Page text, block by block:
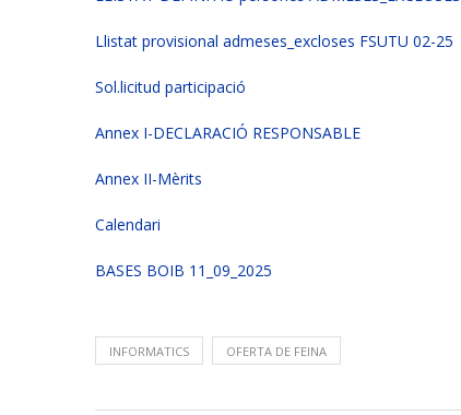
Llistat provisional admeses_excloses FSUTU 02-25
Sol.licitud participació
Annex I-DECLARACIÓ RESPONSABLE
Annex II-Mèrits
Calendari
BASES BOIB 11_09_2025
INFORMATICS OFERTA DE FEINA